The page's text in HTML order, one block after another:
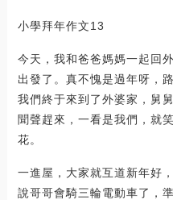
小學拜年作文13
今天，我和爸爸媽媽一起回
出發了。真不愧是過年呀，
我們終于來到了外婆家，舅
聞聲趕來，一看是我們，就
花。
一進屋，大家就互道新年好
說哥哥會騎三輪電動車了，